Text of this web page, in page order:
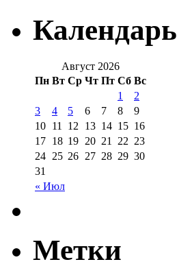
Календарь
Август 2026
Пн Вт Ср Чт Пт Сб Вс
« Июл
1
2
3
4 5 6 7 8
9
10 11 12 13 14 15 16
17 18 19 20 21 22 23
24 25 26 27 28 29 30
31
Метки